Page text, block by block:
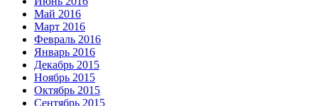
Май 2016
Март 2016
Февраль 2016
Январь 2016
Декабрь 2015
Ноябрь 2015
Октябрь 2015
Сентябрь 2015